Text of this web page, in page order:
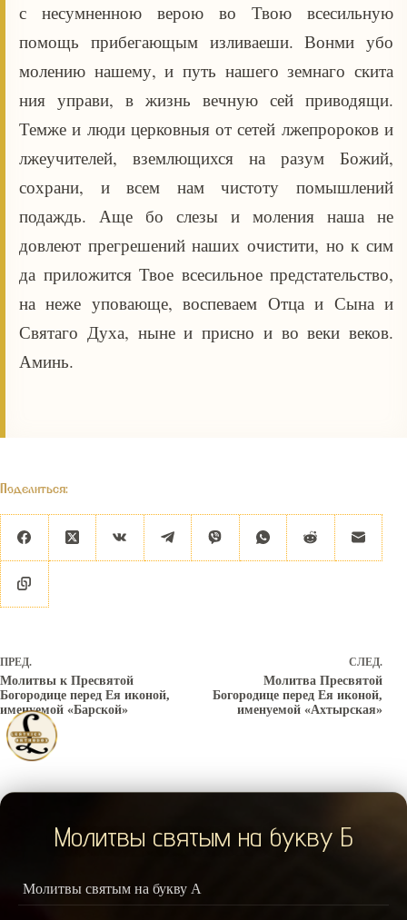
с несумненною верою во Твою всесильную
помощь прибегающым изливаеши. Вонми убо
молению нашему, и путь нашего земнаго скита
ния управи, в жизнь вечную сей приводящи.
Темже и люди церковныя от сетей лжепророков и
лжеучителей, вземлющихся на разум Божий,
сохрани, и всем нам чистоту помышлений
подаждь. Аще бо слезы и моления наша не
довлеют прегрешений наших очистити, но к сим
да приложится Твое всесильное предстательство,
на неже уповающе, воспеваем Отца и Сына и
Святаго Духа, ныне и присно и во веки веков.
Аминь.
Поделиться:
ПРЕД.
Молитвы к Пресвятой
Богородице перед Ея иконой,
именуемой «Барской»
СЛЕД.
Молитва Пресвятой
Богородице перед Ея иконой,
именуемой «Ахтырская»
Молитвы святым на букву Б
Молитвы святым на букву А